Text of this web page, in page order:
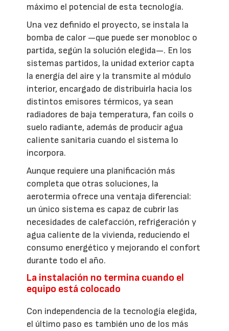
máximo el potencial de esta tecnología.
Una vez definido el proyecto, se instala la
bomba de calor —que puede ser monobloc o
partida, según la solución elegida—. En los
sistemas partidos, la unidad exterior capta
la energía del aire y la transmite al módulo
interior, encargado de distribuirla hacia los
distintos emisores térmicos, ya sean
radiadores de baja temperatura, fan coils o
suelo radiante, además de producir agua
caliente sanitaria cuando el sistema lo
incorpora.
Aunque requiere una planificación más
completa que otras soluciones, la
aerotermia ofrece una ventaja diferencial:
un único sistema es capaz de cubrir las
necesidades de calefacción, refrigeración y
agua caliente de la vivienda, reduciendo el
consumo energético y mejorando el confort
durante todo el año.
La instalación no termina cuando el
equipo está colocado
Con independencia de la tecnología elegida,
el último paso es también uno de los más